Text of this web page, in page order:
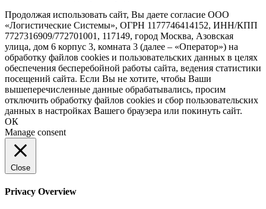
Продолжая использовать сайт, Вы даете согласие ООО
«Логистические Системы», ОГРН 1177746414152, ИНН/КПП
7727316909/772701001, 117149, город Москва, Азовская
улица, дом 6 корпус 3, комната 3 (далее – «Оператор») на
обработку файлов cookies и пользовательских данных в целях
обеспечения бесперебойной работы сайта, ведения статистики
посещений сайта. Если Вы не хотите, чтобы Ваши
вышеперечисленные данные обрабатывались, просим
отключить обработку файлов cookies и сбор пользовательских
данных в настройках Вашего браузера или покинуть сайт.
ОК
Manage consent
Close
Privacy Overview